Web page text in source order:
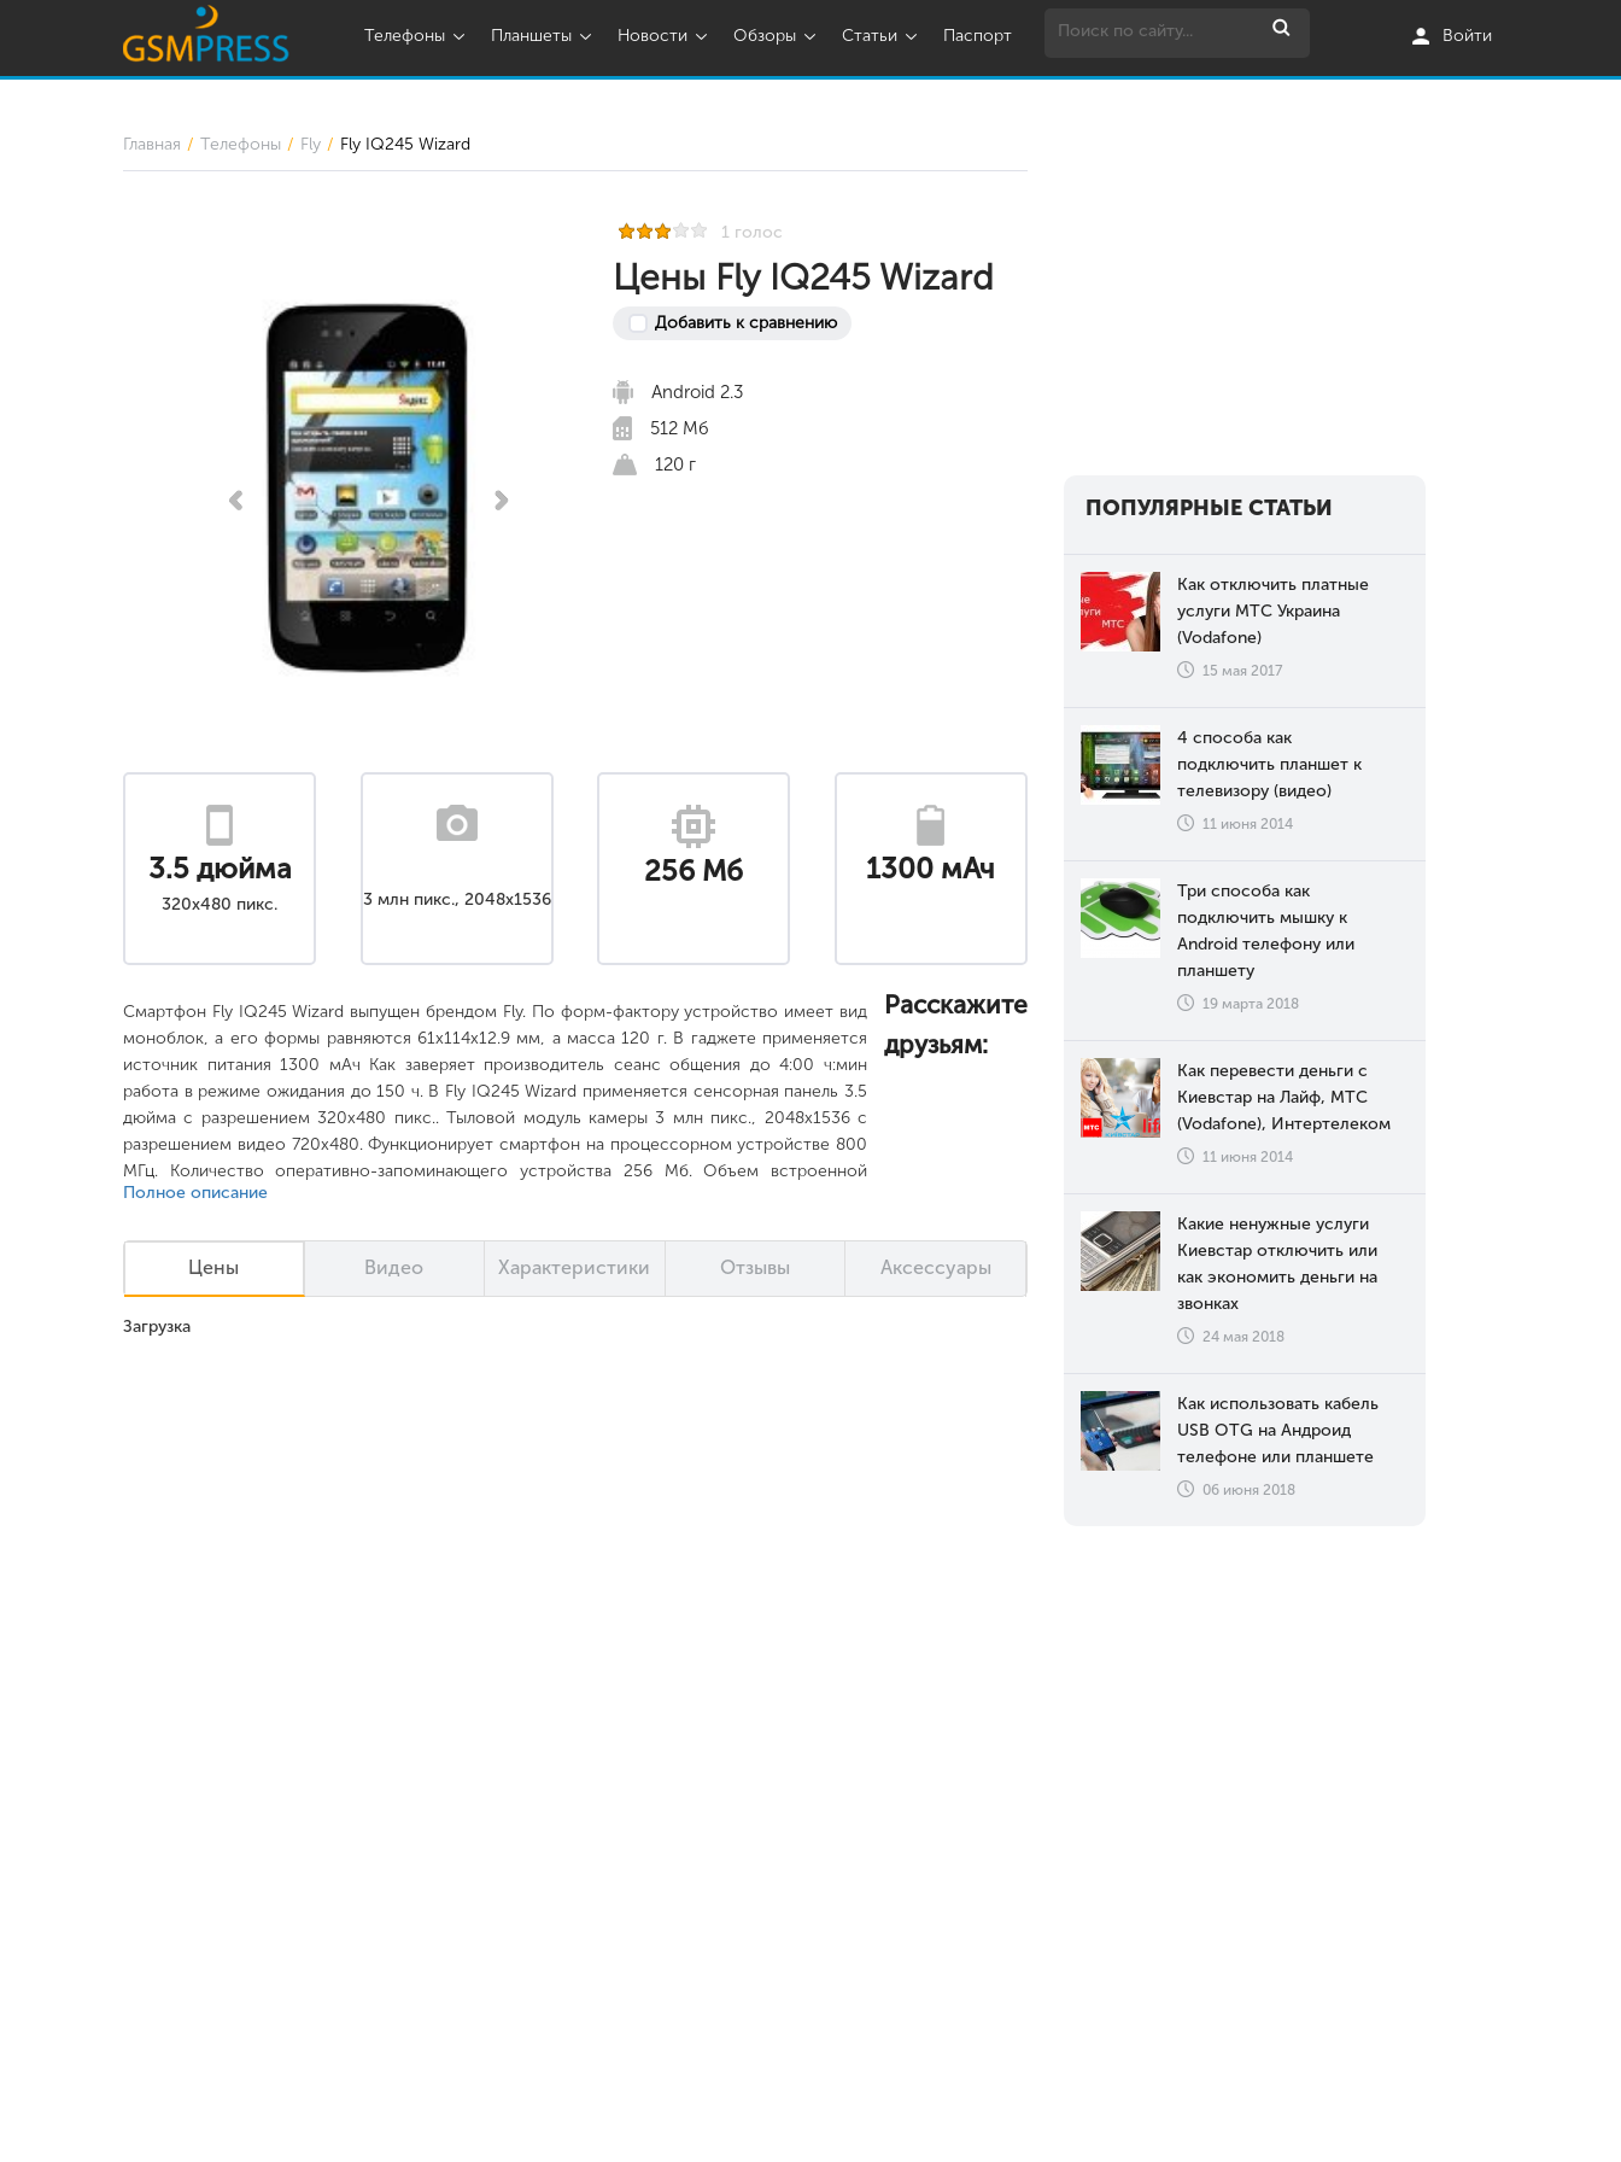
Телефоны Планшеты Новости Обзоры Статьи Паспорт Войти
Главная Телефоны Fly Fly IQ245 Wizard
1 голос
Цены Fly IQ245 Wizard
Добавить к сравнению
Android 2.3
512 Мб
120 г
3.5 дюйма
320x480 пикс. 3 млн пикс., 2048x1536
256 Мб 1300 мАч
Смартфон Fly IQ245 Wizard выпущен брендом Fly. По форм-фактору устройство имеет вид
моноблок, а его формы равняются 61x114x12.9 мм, а масса 120 г. В гаджете применяется
источник питания 1300 мАч Как заверяет производитель сеанс общения до 4:00 ч:мин
работа в режиме ожидания до 150 ч. В Fly IQ245 Wizard применяется сенсорная панель 3.5
дюйма с разрешением 320x480 пикс.. Тыловой модуль камеры 3 млн пикс., 2048x1536 с
разрешением видео 720x480. Функционирует смартфон на процессорном устройстве 800
МГц. Количество оперативно-запоминающего устройства 256 Мб. Объем встроенной
памяти 512 Мб, повышается с помощью накопителя micro SDHC, объемом до 32 Гб.
Полное описание
Расскажите
друзьям:
Цены Видео Характеристики Отзывы Аксессуары
Загрузка
ПОПУЛЯРНЫЕ СТАТЬИ
Как отключить платные
услуги МТС Украина
(Vodafone)
15 мая 2017
4 способа как
подключить планшет к
телевизору (видео)
11 июня 2014
Три способа как
подключить мышку к
Android телефону или
планшету
19 марта 2018
Как перевести деньги с
Киевстар на Лайф, МТС
(Vodafone), Интертелеком
11 июня 2014
Какие ненужные услуги
Киевстар отключить или
как экономить деньги на
звонках
24 мая 2018
Как использовать кабель
USB OTG на Андроид
телефоне или планшете
06 июня 2018